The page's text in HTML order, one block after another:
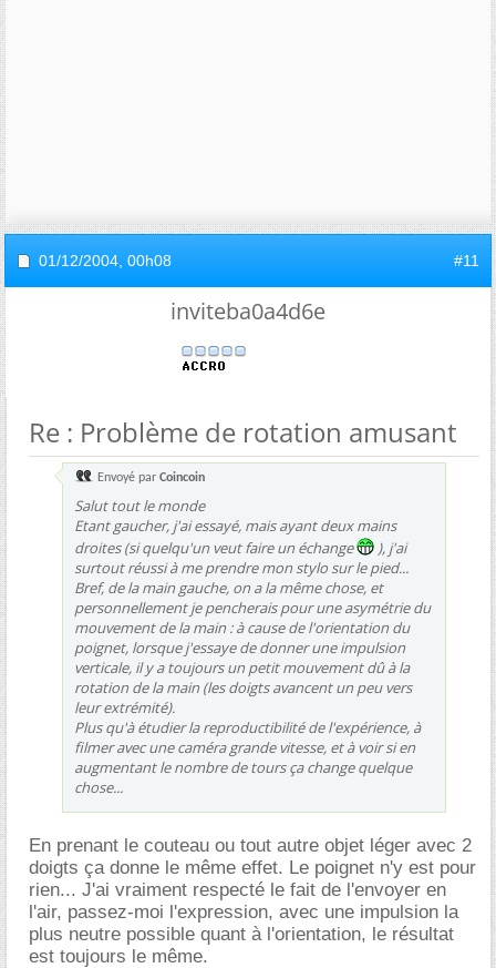
01/12/2004, 00h08 #11
inviteba0a4d6e
Re : Problème de rotation amusant
Envoyé par Coincoin
Salut tout le monde
Etant gaucher, j'ai essayé, mais ayant deux mains
droites (si quelqu'un veut faire un échange
), j'ai
surtout réussi à me prendre mon stylo sur le pied...
Bref, de la main gauche, on a la même chose, et
personnellement je pencherais pour une asymétrie du
mouvement de la main : à cause de l'orientation du
poignet, lorsque j'essaye de donner une impulsion
verticale, il y a toujours un petit mouvement dû à la
rotation de la main (les doigts avancent un peu vers
leur extrémité).
Plus qu'à étudier la reproductibilité de l'expérience, à
filmer avec une caméra grande vitesse, et à voir si en
augmentant le nombre de tours ça change quelque
chose...
En prenant le couteau ou tout autre objet léger avec 2
doigts ça donne le même effet. Le poignet n'y est pour
rien... J'ai vraiment respecté le fait de l'envoyer en
l'air, passez-moi l'expression, avec une impulsion la
plus neutre possible quant à l'orientation, le résultat
est toujours le même.